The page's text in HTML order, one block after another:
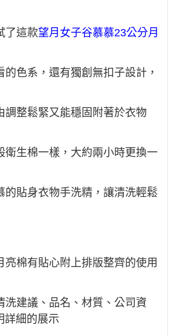
了這款望⽉⼥⼦⾕慕慕23公分月
的色系，還有獨創無扣⼦設計，
調整鬆緊又能穩固附著於衣物
衛生棉一樣，大約兩小時更換一
的貼身衣物手洗精，讓清洗輕鬆
亮棉有貼心附上排版整齊的使用
洗建議、品名、材質、公司資
詳細的展示